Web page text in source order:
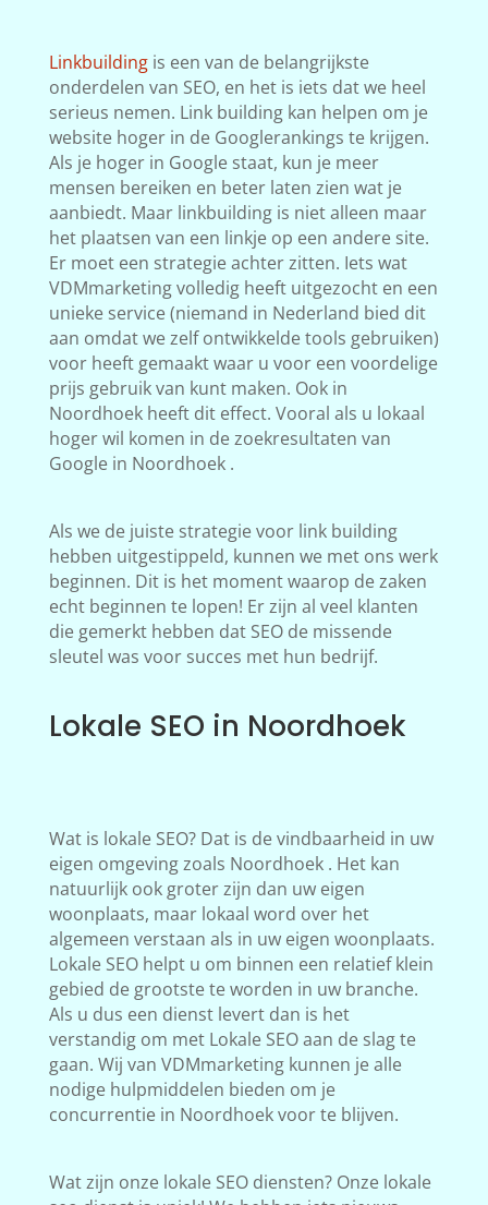
Linkbuildingis een van de belangrijkste
onderdelen van SEO, en het is iets dat we heel
serieus nemen. Link building kan helpen om je
website hoger in de Googlerankings te krijgen.
Als je hoger in Google staat, kun je meer
mensen bereiken en beter laten zien wat je
aanbiedt. Maar linkbuilding is niet alleen maar
het plaatsen van een linkje op een andere site.
Er moet een strategie achter zitten. Iets wat
VDMmarketing volledig heeft uitgezocht en een
unieke service (niemand in Nederland bied dit
aan omdat we zelf ontwikkelde tools gebruiken)
voor heeft gemaakt waar u voor een voordelige
prijs gebruik van kunt maken. Ook in
Noordhoek heeft dit effect. Vooral als u lokaal
hoger wil komen in de zoekresultaten van
Google in Noordhoek .
Als we de juiste strategie voor link building
hebben uitgestippeld, kunnen we met ons werk
beginnen. Dit is het moment waarop de zaken
echt beginnen te lopen! Er zijn al veel klanten
die gemerkt hebben dat SEO de missende
sleutel was voor succes met hun bedrijf.
Lokale SEO in Noordhoek
Wat is lokale SEO? Dat is de vindbaarheid in uw
eigen omgeving zoals Noordhoek . Het kan
natuurlijk ook groter zijn dan uw eigen
woonplaats, maar lokaal word over het
algemeen verstaan als in uw eigen woonplaats.
Lokale SEO helpt u om binnen een relatief klein
gebied de grootste te worden in uw branche.
Als u dus een dienst levert dan is het
verstandig om met Lokale SEO aan de slag te
gaan. Wij van VDMmarketing kunnen je alle
nodige hulpmiddelen bieden om je
concurrentie in Noordhoek voor te blijven.
Wat zijn onze lokale SEO diensten? Onze lokale